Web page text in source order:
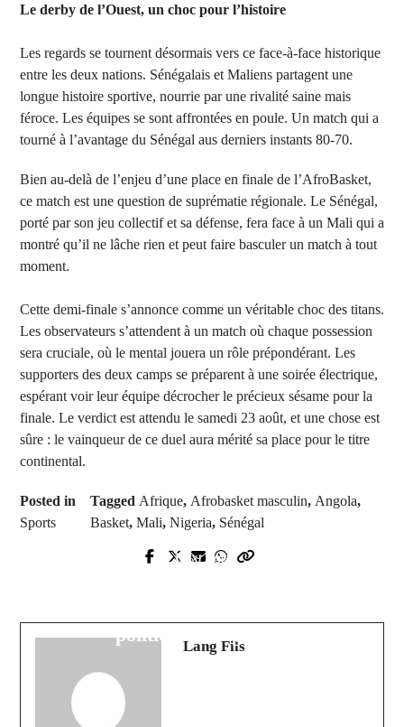
Le derby de l’Ouest, un choc pour l’histoire
Les regards se tournent désormais vers ce face-à-face historique
entre les deux nations. Sénégalais et Maliens partagent une
longue histoire sportive, nourrie par une rivalité saine mais
féroce. Les équipes se sont affrontées en poule. Un match qui a
tourné à l’avantage du Sénégal aus derniers instants 80-70.
Bien au-delà de l’enjeu d’une place en finale de l’AfroBasket,
ce match est une question de suprématie régionale. Le Sénégal,
porté par son jeu collectif et sa défense, fera face à un Mali qui a
montré qu’il ne lâche rien et peut faire basculer un match à tout
moment.
Cette demi-finale s’annonce comme un véritable choc des titans.
Les observateurs s’attendent à un match où chaque possession
sera cruciale, où le mental jouera un rôle prépondérant. Les
supporters des deux camps se préparent à une soirée électrique,
espérant voir leur équipe décrocher le précieux sésame pour la
finale. Le verdict est attendu le samedi 23 août, et une chose est
sûre : le vainqueur de ce duel aura mérité sa place pour le titre
continental.
Posted in
Sports
Tagged Afrique, Afrobasket masculin, Angola,
Basket, Mali, Nigeria, Sénégal
Prev Post
Next Post
politique sénégalaise
Lang Fils